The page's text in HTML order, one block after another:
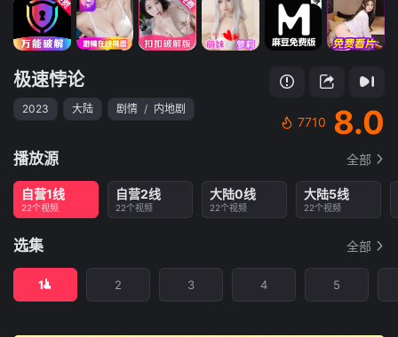
极速悖论
2023 大陆 剧情 / 内地剧
7710 8.0
播放源 全部
自营1线
22个视频
自营2线
22个视频
大陆0线
22个视频
大陆5线
22个视频
选集 全部
1 2 3 4 5